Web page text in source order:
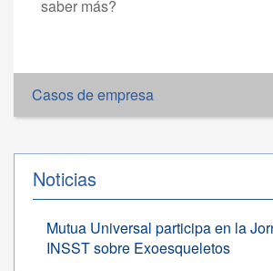
saber más?
Casos de empresa
Noticias
Mutua Universal participa en la
INSST sobre Exoesqueletos